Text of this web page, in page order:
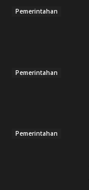
Pemerintahan
Pemerintahan
Pemerintahan